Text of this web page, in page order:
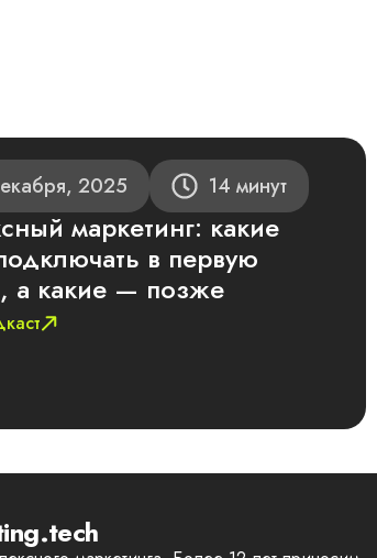
2025 14 минут
маркетинг: какие
в первую
а какие — позже